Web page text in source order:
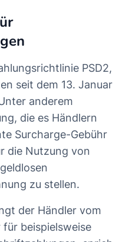
PSD2,
seit dem 13. Januar
anderem
die es Händlern
Surcharge-Gebühr
die Nutzung von
zu stellen.
der Händler vom
beispielsweise